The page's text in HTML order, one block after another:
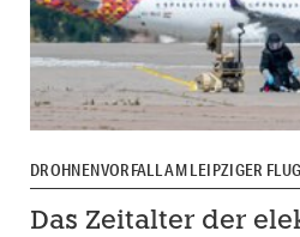
DROHNENVORFALL AM LEIPZIGER
Das Zeitalter der